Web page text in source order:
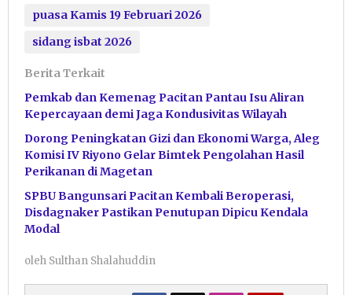
puasa Kamis 19 Februari 2026
sidang isbat 2026
Berita Terkait
Pemkab dan Kemenag Pacitan Pantau Isu Aliran
Kepercayaan demi Jaga Kondusivitas Wilayah
Dorong Peningkatan Gizi dan Ekonomi Warga, Aleg
Komisi IV Riyono Gelar Bimtek Pengolahan Hasil
Perikanan di Magetan
SPBU Bangunsari Pacitan Kembali Beroperasi,
Disdagnaker Pastikan Penutupan Dipicu Kendala
Modal
oleh Sulthan Shalahuddin